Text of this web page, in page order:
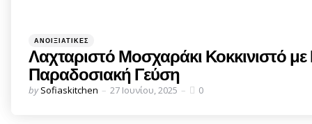
Categories
Posted
ΑΝΟΙΞΙΆΤΙΚΕΣ
Λαχταριστό Μοσχαράκι Κοκκινιστό με
Παραδοσιακή Γεύση
Posted
by Sofiaskitchen 27 Ιουνίου, 2025 0